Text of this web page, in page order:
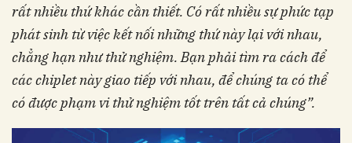
rất nhiều thứ kháccần thiết. Có rất nhiều sự phức tạp
phát sinh từviệc kết nối những thứ này lại với nhau,
chẳnghạn như thử nghiệm. Bạn phải tìm ra cách để
các chiplet này giao tiếp với nhau, để chúng tacó thể
có được phạm vi thử nghiệm tốt trên tấtcả chúng”.